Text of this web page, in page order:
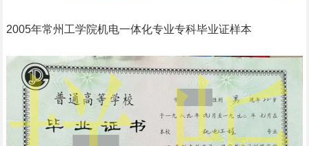
2005年常州工学院机电一体化专业专科毕业证样本